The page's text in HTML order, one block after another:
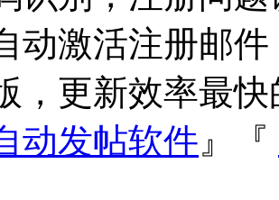
动激活注册邮
，更新效率最
动发帖软件 』『